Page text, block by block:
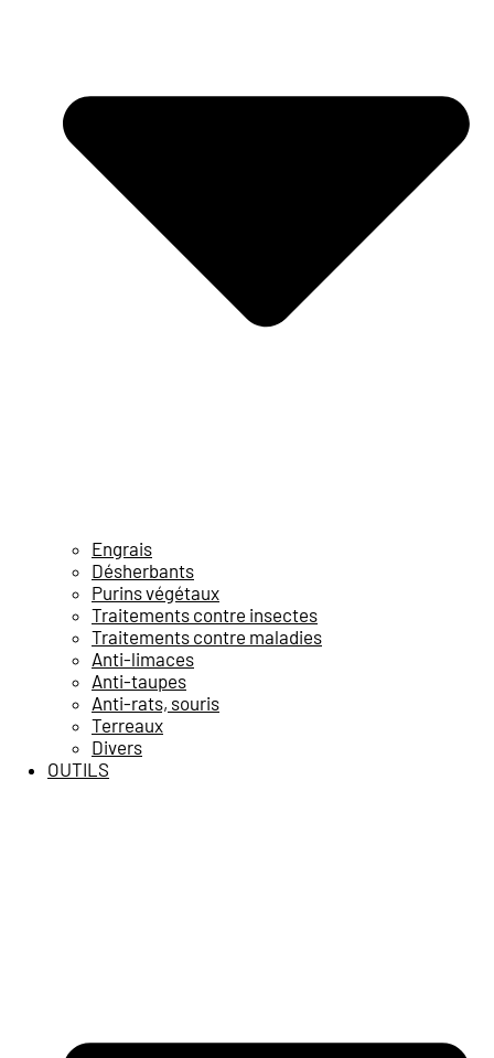
Engrais
Désherbants
Purins végétaux
Traitements contre insectes
Traitements contre maladies
Anti-limaces
Anti-taupes
Anti-rats, souris
Terreaux
Divers
OUTILS